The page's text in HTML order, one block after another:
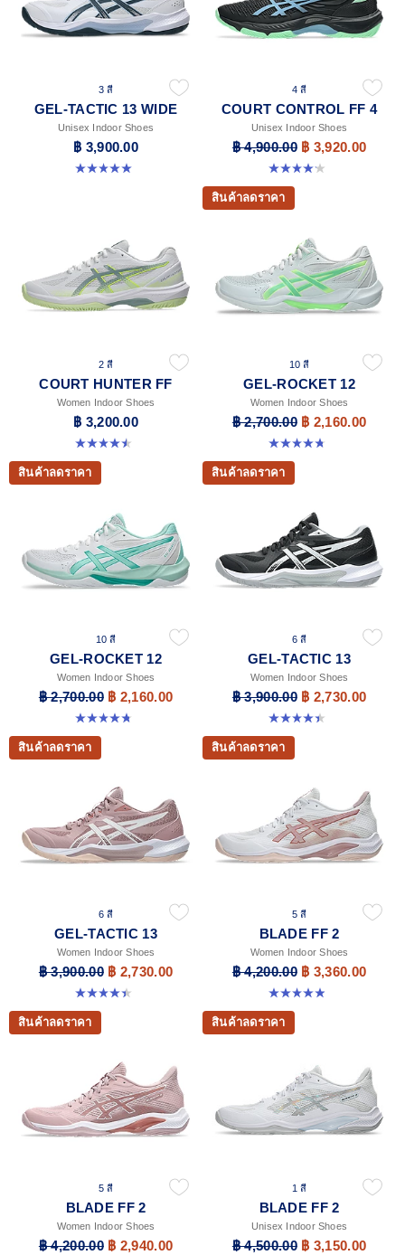
3 สี
GEL-TACTIC 13 WIDE
Unisex Indoor Shoes
฿ 3,900.00
5.0 จาก 5 ดาว 1 รีวิว
4 สี
COURT CONTROL FF 4
Unisex Indoor Shoes
฿ 4,900.00 ฿ 3,920.00
4.2 จาก 5 ดาว 5 รีวิว
2 สี
COURT HUNTER FF
Women Indoor Shoes
฿ 3,200.00
4.5 จาก 5 ดาว 21 รีวิว
สินค้าลดราคา
10 สี
GEL-ROCKET 12
Women Indoor Shoes
฿ 2,700.00 ฿ 2,160.00
4.8 จาก 5 ดาว 151 รีวิว
สินค้าลดราคา
10 สี
GEL-ROCKET 12
Women Indoor Shoes
฿ 2,700.00 ฿ 2,160.00
4.8 จาก 5 ดาว 151 รีวิว
สินค้าลดราคา
6 สี
GEL-TACTIC 13
Women Indoor Shoes
฿ 3,900.00 ฿ 2,730.00
4.4 จาก 5 ดาว 12 รีวิว
สินค้าลดราคา
6 สี
GEL-TACTIC 13
Women Indoor Shoes
฿ 3,900.00 ฿ 2,730.00
4.4 จาก 5 ดาว 12 รีวิว
สินค้าลดราคา
5 สี
BLADE FF 2
Women Indoor Shoes
฿ 4,200.00 ฿ 3,360.00
4.9 จาก 5 ดาว 10 รีวิว
สินค้าลดราคา
5 สี
BLADE FF 2
Women Indoor Shoes
฿ 4,200.00 ฿ 2,940.00
สินค้าลดราคา
1 สี
BLADE FF 2
Unisex Indoor Shoes
฿ 4,500.00 ฿ 3,150.00